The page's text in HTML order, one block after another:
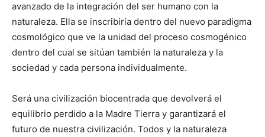
avanzado de la integración del ser humano con la
naturaleza. Ella se inscribiría dentro del nuevo paradigma
cosmológico que ve la unidad del proceso cosmogénico
dentro del cual se sitúan también la naturaleza y la
sociedad y cada persona individualmente.
Será una civilización biocentrada que devolverá el
equilibrio perdido a la Madre Tierra y garantizará el
futuro de nuestra civilización. Todos y la naturaleza